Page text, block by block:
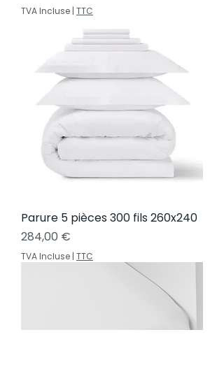
TVA Incluse | TTC
Parure 5 pièces 300 fils 260x240
Prix
284,00 €
TVA Incluse | TTC